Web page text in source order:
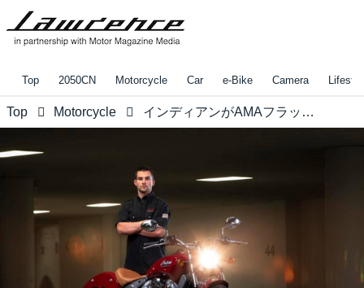
Top 2050CN Motorcycle Car e-Bike Camera
Top Motorcycle インディアンがAMAフラットトラックにカンバック！